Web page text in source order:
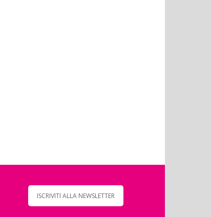
ISCRIVITI ALLA NEWSLETTER